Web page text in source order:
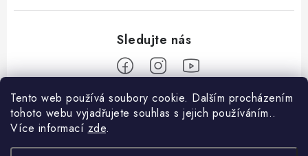
Tento web používá soubory cookie. Dalším procházením
tohoto webu vyjadřujete souhlas s jejich používáním..
Více informací zde.
Informace pro vás